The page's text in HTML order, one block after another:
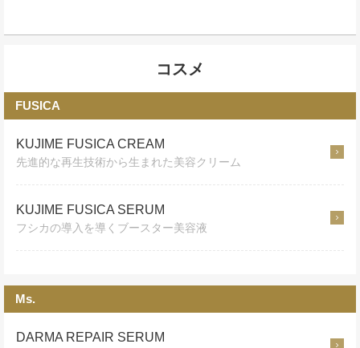
コスメ
FUSICA
KUJIME FUSICA CREAM
先進的な再生技術から生まれた美容クリーム
KUJIME FUSICA SERUM
フシカの導入を導くブースター美容液
Ms.
DARMA REPAIR SERUM